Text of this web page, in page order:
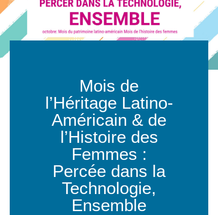
Mois de
l’Héritage Latino-
Américain & de
l’Histoire des
Femmes :
Percée dans la
Technologie,
Ensemble